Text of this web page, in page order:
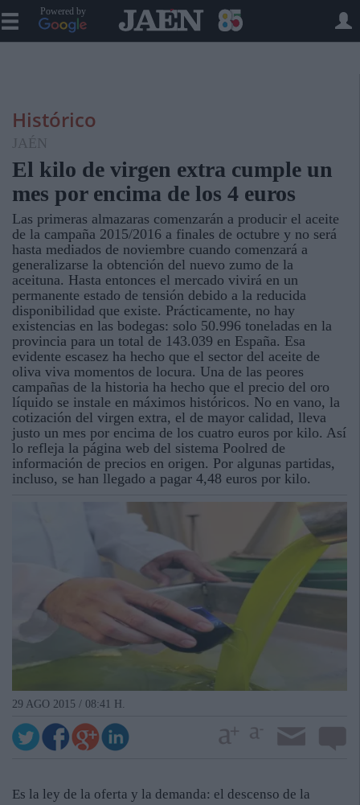
Powered by
Histórico
JAÉN
El kilo de virgen extra cumple un
mes por encima de los 4 euros
Las primeras almazaras comenzarán a producir el aceite
de la campaña 2015/2016 a finales de octubre y no será
hasta mediados de noviembre cuando comenzará a
generalizarse la obtención del nuevo zumo de la
aceituna. Hasta entonces el mercado vivirá en un
permanente estado de tensión debido a la reducida
disponibilidad que existe. Prácticamente, no hay
existencias en las bodegas: solo 50.996 toneladas en la
provincia para un total de 143.039 en España. Esa
evidente escasez ha hecho que el sector del aceite de
oliva viva momentos de locura. Una de las peores
campañas de la historia ha hecho que el precio del oro
líquido se instale en máximos históricos. No en vano, la
cotización del virgen extra, el de mayor calidad, lleva
justo un mes por encima de los cuatro euros por kilo. Así
lo refleja la página web del sistema Poolred de
información de precios en origen. Por algunas partidas,
incluso, se han llegado a pagar 4,48 euros por kilo.
29 AGO 2015 / 08:41 H.
Es la ley de la oferta y la demanda: el descenso de la